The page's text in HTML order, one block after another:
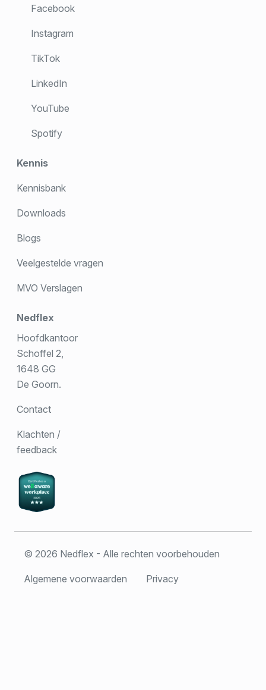
Facebook
Instagram
TikTok
LinkedIn
YouTube
Spotify
Kennis
Kennisbank
Downloads
Blogs
Veelgestelde vragen
MVO Verslagen
Nedflex
Hoofdkantoor
Schoffel 2,
1648 GG
De Goorn.
Contact
Klachten /
feedback
© 2026 Nedflex - Alle rechten voorbehouden
Algemene voorwaarden Privacy